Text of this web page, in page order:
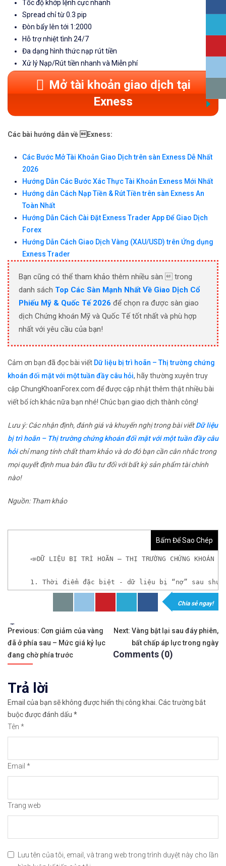
Tốc độ khớp lệnh cực nhanh
Spread chỉ từ 0.3 pip
Đòn bẩy lên tới 1:2000
Hỗ trợ nhiệt tình 24/7
Đa dạng hình thức nạp rút tiền
Xử lý Nạp/Rút tiền nhanh và Miễn phí
Mở tài khoản giao dịch tại
Exness
Các bài hướng dẫn về Exness:
Các Bước Mở Tài Khoản Giao Dịch trên sàn Exness Dễ Nhất
2026
Hướng Dẫn Các Bước Xác Thực Tài Khoản Exness Mới Nhất
Hướng dẫn Cách Nạp Tiền & Rút Tiền trên sàn Exness An
Toàn Nhất
Hướng Dẫn Cách Cài Đặt Exness Trader App Để Giao Dịch
Forex
Hướng Dẫn Cách Giao Dịch Vàng (XAU/USD) trên Ứng dụng
Exness Trader
Bạn cũng có thể tham khảo thêm nhiều sàn  trong
danh sách Top Các Sàn Mạnh Nhất Về Giao Dịch Cổ
Phiếu Mỹ & Quốc Tế 2026 để chọn ra được sàn giao
dịch Chứng khoán Mỹ và Quốc Tế tốt nhất và phù hợp
nhất với yêu cầu của bạn!
Cảm ơn bạn đã đọc bài viết Dữ liệu bị trì hoãn – Thị trường chứng
khoán đối mặt với một tuần đầy câu hỏi, hãy thường xuyên truy
cập ChungKhoanForex.com để được cập nhật thêm thật nhiều bài
viết bổ ích khác nữa bạn nhé! Chúc bạn giao dịch thành công!
Lưu ý: Các nhận định, đánh giá và khuyến nghị trong bài viếtDữ liệu
bị trì hoãn – Thị trường chứng khoán đối mặt với một tuần đầy câu
hỏichỉ mang tính chất tham khảo và do đó bạn cần cân nhắc trong
mọi quyết định mua bán đầu tư đối với bất kỳ sản phẩm tài chính
nào!
Nguồn: Tham khảo
Bấm Để Sao Chép
📣DỮ LIỆU BỊ TRÌ HOÃN – THỊ TRƯỜNG CHỨNG KHOÁN
1. Thời điểm đặc biệt - dữ liệu bị “nợ” sau
𝘟𝘦𝘮 𝘤𝘩𝘪 𝘵𝘪ế𝘵: https://chungkhoanforex.com/du-
✨🏆Đầ𝐮 𝐭ư 𝐯à 𝐋ướ𝐭 𝐬ó𝐧𝐠 𝐜á𝐜 𝐜ổ 𝐩𝐡𝐢ế𝐮 𝐭𝐫ê𝐧 𝐭𝐡ị 𝐭𝐫ườ𝐧𝐠
✅𝘔ở 𝘵à𝘪 𝘬𝘩𝘰ả𝘯 𝘵𝘳ê𝘯 𝘴à𝘯 𝘌𝘹𝘯𝘦𝘴𝘴 𝘜𝘺 𝘛í𝘯 𝘷à 𝘱𝘩ù
👉Thuộc top 3 sàn nổi tiếng thế giới, được nhiều
👉Xem cách Đặt Lệnh, Đóng Lệnh và CopyTrade
🔗https://chungkhoanforex.com/du-lieu-bi-tri-
😘Cảm ơn bạn đã xem thông tin😘🍀🤗Chúc bạn
Chia sẻ ngay!
Tags:
Điều
hướng
viết
Previous: Cơn giảm của vàng
đã ở phía sau – Mức giá kỷ lục
đang chờ phía trước
Next: Vàng bật lại sau đáy phiên,
bất chấp áp lực trong ngày
Comments (0)
Trả lời
Email của bạn sẽ không được hiển thị công khai. Các trường bắt
buộc được đánh dấu *
Tên *
Email *
Trang web
Lưu tên của tôi, email, và trang web trong trình duyệt này cho lần